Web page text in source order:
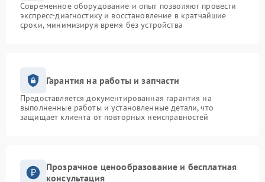
Современное оборудование и опыт позволяют провести
экспресс-диагностику и восстановление в кратчайшие
сроки, минимизируя время без устройства
Гарантия на работы и запчасти
Предоставляется документированная гарантия на
выполненные работы и установленные детали, что
защищает клиента от повторных неисправностей
Прозрачное ценообразование и бесплатная
консультация